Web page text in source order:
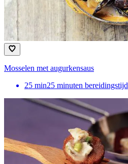
Mosselen met augurkensaus
25 min25 minuten bereidingstijd